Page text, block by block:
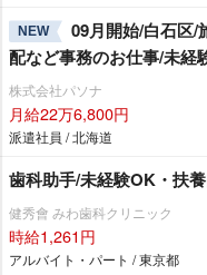
NEW
09月開始/白石区/
配など事務のお仕事/未経
株式会社パソナ
月給22万6,800円
派遣社員 / 北海道
歯科助手/未経験OK・扶
健秀會 みわ歯科クリニック
時給1,261円
アルバイト・パート / 東京都